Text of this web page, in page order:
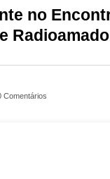
no
Comentários